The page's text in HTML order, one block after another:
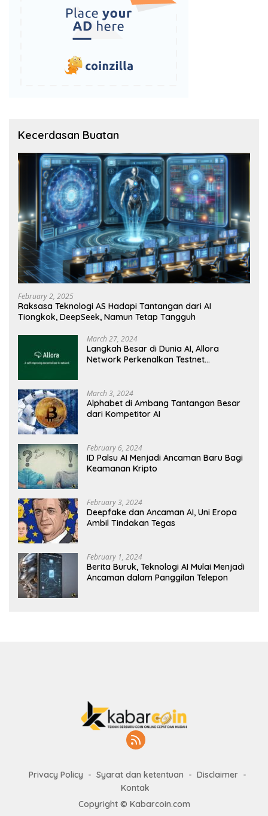
Kecerdasan Buatan
February 2, 2025
Raksasa Teknologi AS Hadapi Tantangan dari AI
Tiongkok, DeepSeek, Namun Tetap Tangguh
March 27, 2024
Langkah Besar di Dunia AI, Allora
Network Perkenalkan Testnet
March 3, 2024
Alphabet di Ambang Tantangan Besar
dari Kompetitor AI
February 6, 2024
ID Palsu AI Menjadi Ancaman Baru Bagi
Keamanan Kripto
February 3, 2024
Deepfake dan Ancaman AI, Uni Eropa
Ambil Tindakan Tegas
February 1, 2024
Berita Buruk, Teknologi AI Mulai Menjadi
Ancaman dalam Panggilan Telepon
Privacy Policy Syarat dan ketentuan
Disclaimer
Kontak
Copyright © Kabarcoin.com